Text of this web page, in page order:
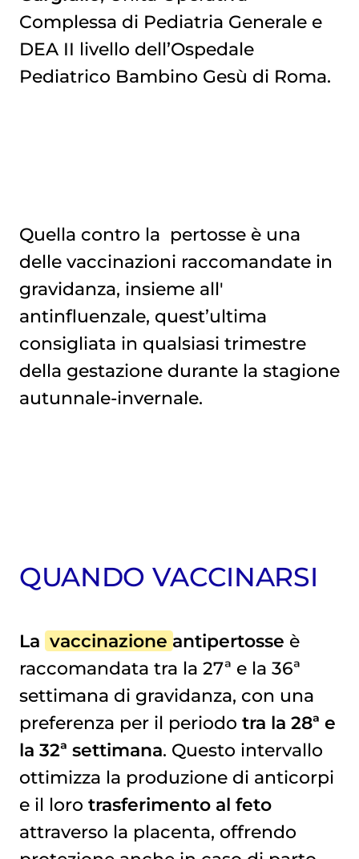
Complessa di Pediatria Generale e
DEA II livello dell’Ospedale
Pediatrico Bambino Gesù di Roma.
Quella contro la pertosse è una
delle vaccinazioni raccomandate in
gravidanza, insieme all'
antinfluenzale, quest’ultima
consigliata in qualsiasi trimestre
della gestazione durante la stagione
autunnale-invernale.
QUANDO VACCINARSI
La vaccinazione antipertosse è
raccomandata tra la 27ª e la 36ª
settimana di gravidanza, con una
preferenza per il periodo tra la 28ª e
la 32ª settimana. Questo intervallo
ottimizza la produzione di anticorpi
e il loro trasferimento al feto
attraverso la placenta, offrendo